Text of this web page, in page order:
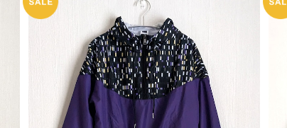
一点物 ウィンドブレーカー ハーフジップ 03
A_★税込・送料込★翌日発送可能商品
¥7,700